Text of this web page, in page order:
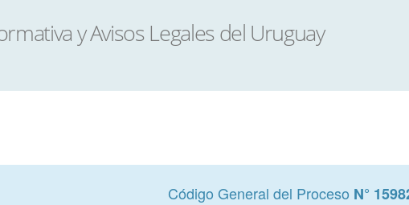
Código General del Proceso N°